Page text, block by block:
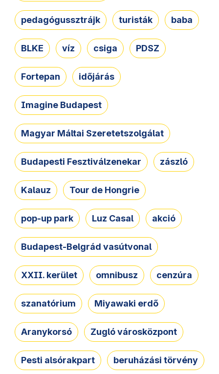
pedagógussztrájk turisták baba
BLKE víz csiga PDSZ
Fortepan időjárás
Imagine Budapest
Magyar Máltai Szeretetszolgálat
Budapesti Fesztiválzenekar zászló
Kalauz Tour de Hongrie
pop-up park Luz Casal akció
Budapest-Belgrád vasútvonal
XXII. kerület omnibusz cenzúra
szanatórium Miyawaki erdő
Aranykorsó Zugló városközpont
Pesti alsórakpart beruházási törvény